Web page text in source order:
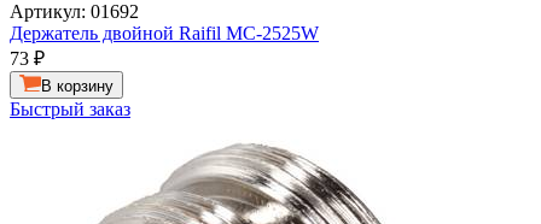
Артикул: 01692
Держатель двойной Raifil MC-2525W
73 ₽
В корзину
Быстрый заказ